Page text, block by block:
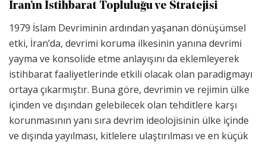
İran’ın İstihbarat Topluluğu ve Stratejisi
1979 İslam Devriminin ardından yaşanan dönüşümsel
etki, İran’da, devrimi koruma ilkesinin yanına devrimi
yayma ve konsolide etme anlayışını da eklemleyerek
istihbarat faaliyetlerinde etkili olacak olan paradigmayı
ortaya çıkarmıştır. Buna göre, devrimin ve rejimin ülke
içinden ve dışından gelebilecek olan tehditlere karşı
korunmasının yanı sıra devrim ideolojisinin ülke içinde
ve dışında yayılması, kitlelere ulaştırılması ve en küçük